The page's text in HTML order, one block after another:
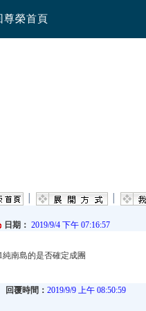
尊榮首頁
日期： 2019/9/4 下午 07:16:57
純南島的是否確定成團
回覆時間： 2019/9/9 上午 08:50:59